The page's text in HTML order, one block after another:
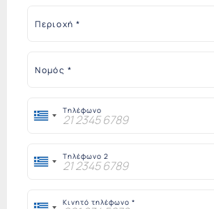
Περιοχή
Νομός
Τηλέφωνο
Τηλέφωνο 2
Κινητό τηλέφωνο